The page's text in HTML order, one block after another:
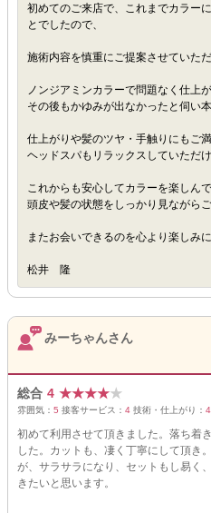
初めてのご来店で、これまでカラー
とでしたので、
施術内容を慎重にご提案させていただ
ノンジアミンカラーで問題なく仕上が
その後もかゆみが出なかったと伺い
仕上がりや髪のツヤ・手触りにもご
ヘッドスパもリラックスしていただ
これからも安心してカラーを楽しん
頭皮や髪の状態をしっかり見ながら
またお会いできるのを心より楽しみ
松井 隆
みーちゃんさん
総合 4 ★★★★★
雰囲気： 5 接客サービス： 4 技術・仕上がり： 4
初めて利用させて頂きました。落ち着
した。カットも、凄く丁寧にして頂き
が、サラサラになり、セットもし易く
きたいと思います。